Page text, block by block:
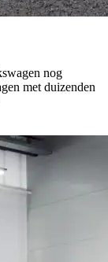
nog
met duizenden